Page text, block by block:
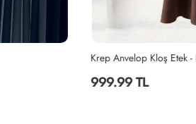
Krep Anvelop Kloş Etek -
999.99 TL